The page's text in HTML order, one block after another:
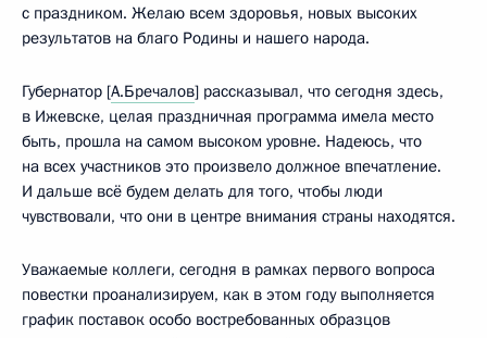
с праздником. Желаю всем здоровья, новых высоких
результатов на благо Родины и нашего народа.
Губернатор [А.Бречалов] рассказывал, что сегодня здесь,
в Ижевске, целая праздничная программа имела место
быть, прошла на самом высоком уровне. Надеюсь, что
на всех участников это произвело должное впечатление.
И дальше всё будем делать для того, чтобы люди
чувствовали, что они в центре внимания страны находятся.
Уважаемые коллеги, сегодня в рамках первого вопроса
повестки проанализируем, как в этом году выполняется
график поставок особо востребованных образцов